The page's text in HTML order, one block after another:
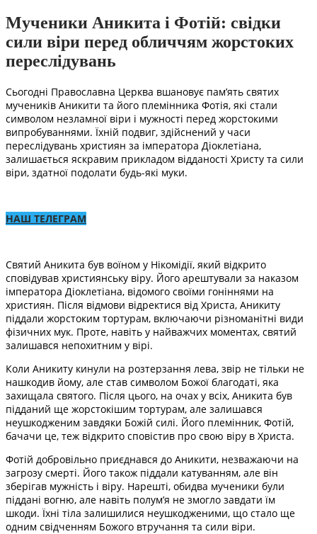
Мученики Аникита і Фотій: свідки
сили віри перед обличчям жорстоких
переслідувань
Сьогодні Православна Церква вшановує пам’ять святих
мучеників Аникити та його племінника Фотія, які стали
символом незламної віри і мужності перед жорстокими
випробуваннями. Їхній подвиг, здійснений у часи
переслідувань християн за імператора Діоклетіана,
залишається яскравим прикладом відданості Христу та сили
віри, здатної подолати будь-які муки.
НАШ ТЕЛЕГРАМ
Святий Аникита був воїном у Нікомідії, який відкрито
сповідував християнську віру. Його арештували за наказом
імператора Діоклетіана, відомого своїми гоніннями на
християн. Після відмови відректися від Христа, Аникиту
піддали жорстоким тортурам, включаючи різноманітні види
фізичних мук. Проте, навіть у найважчих моментах, святий
залишався непохитним у вірі.
Коли Аникиту кинули на розтерзання лева, звір не тільки не
нашкодив йому, але став символом Божої благодаті, яка
захищала святого. Після цього, на очах у всіх, Аникита був
підданий ще жорстокішим тортурам, але залишався
неушкодженим завдяки Божій силі. Його племінник, Фотій,
бачачи це, теж відкрито сповістив про свою віру в Христа.
Фотій добровільно приєднався до Аникити, незважаючи на
загрозу смерті. Його також піддали катуванням, але він
зберігав мужність і віру. Нарешті, обидва мученики були
піддані вогню, але навіть полум’я не змогло завдати їм
шкоди. Їхні тіла залишилися неушкодженими, що стало ще
одним свідченням Божого втручання та сили віри.